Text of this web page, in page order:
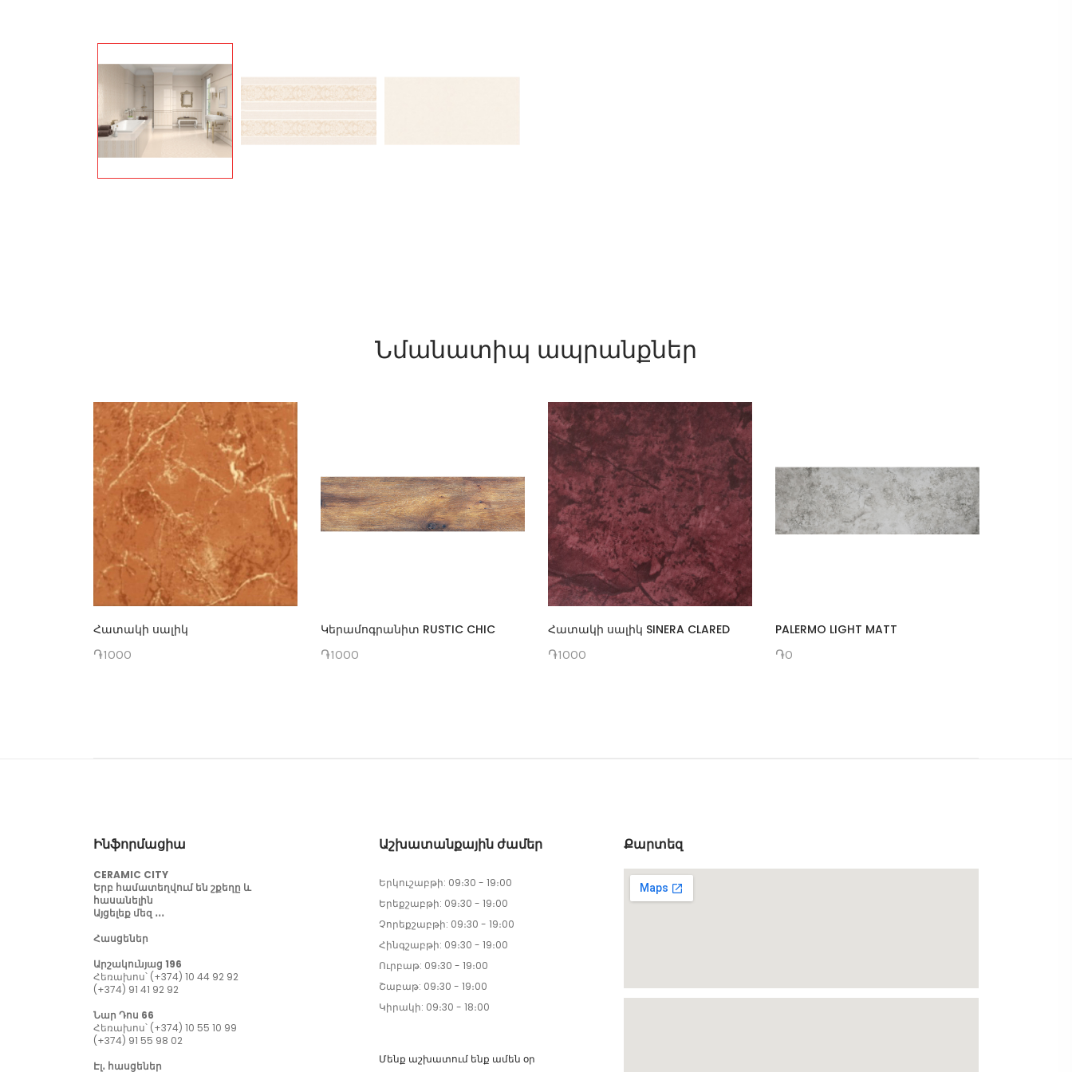
Նմանատիպ ապրանքներ
Հատակի սալիկ
֏1000
Կերամոգրանիտ RUSTIC CHIC
֏1000
Հատակի սալիկ SINERA CLARED
֏1000
PALERMO LIGHT MATT
֏0
Ինֆորմացիա
CERAMIC CITY
Երբ համատեղվում են շքեղը և
հասանելին
Այցելեք մեզ ․․․
Հասցեներ
Արշակունյաց 196
Հեռախոս՝ (+374) 10 44 92 92
(+374) 91 41 92 92
Նար Դոս 66
Հեռախոս՝ (+374) 10 55 10 99
(+374) 91 55 98 02
Էլ․ հասցեներ
Աշխատանքային ժամեր
Երկուշաբթի: 09։30 - 19։00
Երեքշաբթի: 09։30 - 19։00
Չորեքշաբթի: 09։30 - 19։00
Հինգշաբթի: 09։30 - 19։00
Ուրբաթ: 09։30 - 19։00
Շաբաթ: 09։30 - 19։00
Կիրակի: 09։30 - 18։00
Մենք աշխատում ենք ամեն օր
Քարտեզ